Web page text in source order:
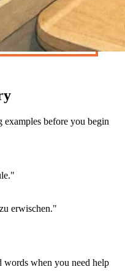
examples before you begin
erwischen."
when you need help